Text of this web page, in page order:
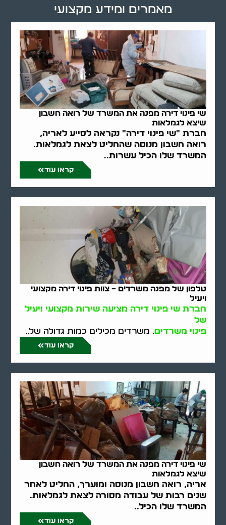
שי פינוי דירה מפנה את המשרד של רואה חשבון
שיצא לגמלאות
חברת "שי פינוי דירה" נקראה לסייע לאריה,
רואה חשבון מנוסה שהחליט לצאת לגמלאות.
המשרד שלו הכיל עשרות..
קראו עוד
טלפון של מפנה משרדים – צוות פינוי דירה מקצועי
ויעיל
חברת שי פינוי דירה מציעה שירות מקצועי ויעיל
של
פינוי משרדים. משרדים מכילים כמות גדולה של..
קראו עוד
שי פינוי דירה מפנה את המשרד של רואה חשבון
שיצא לגמלאות
אריה, רואה חשבון מנוסה ומוערך, החליט לאחר
שנים רבות של עבודה מסורה לצאת לגמלאות.
המשרד שלו הכיל..
קראו עוד
מאמרים ומידע מקצועי